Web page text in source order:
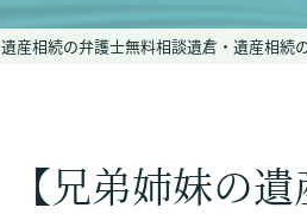
遺産相続の弁護士無料相談遺言・遺産相続
【兄弟姉妹の